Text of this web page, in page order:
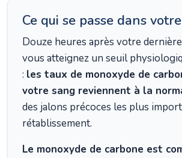
Ce qui se passe dans
Douze heures après votre
vous atteignez un seuil
: les taux de monoxyde de
votre sang reviennent à la
des jalons précoces les plus
rétablissement.
Le monoxyde de carbone est